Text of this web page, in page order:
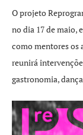
O projeto
no dia 17 de maio,
como mentores os
reunirá
gastronomia,